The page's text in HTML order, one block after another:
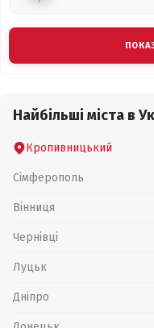
Найбільші міста в
Кропивницький
Сімферополь
Вінниця
Чернівці
Луцьк
Дніпро